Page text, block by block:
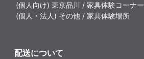
(個人向け) 東京品川 / 家具体験コーナー
(個人・法人) その他 / 家具体験場所
配送について